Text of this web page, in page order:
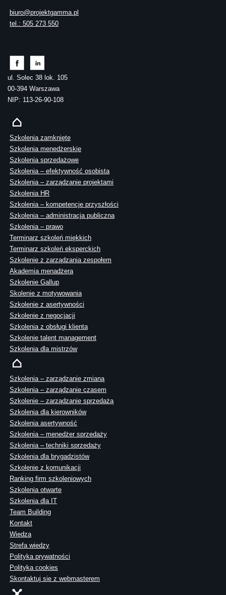
biuro@projektgamma.pl
tel.: 505 273 550
ul. Solec 38 lok. 105
00-394 Warszawa
NIP: 113-26-90-108
Szkolenia zamknięte
Szkolenia menedżerskie
Szkolenia sprzedażowe
Szkolenia – efektywność osobista
Szkolenia – zarządzanie projektami
Szkolenia HR
Szkolenia – kompetencje przyszłości
Szkolenia – administracja publiczna
Szkolenia – prawo
Terminarz szkoleń miękkich
Terminarz szkoleń eksperckich
Szkolenie z zarządzania zespołem
Akademia menadżera
Szkolenie Gallup
Skolenie z motywowania
Szkolenie z asertywności
Szkolenie z negocjacji
Szkolenia z obsługi klienta
Szkolenie talent management
Szkolenia dla mistrzów
Szkolenia – zarządzanie zmianą
Szkolenia – zarządzanie czasem
Szkolenie – zarządzanie sprzedażą
Szkolenia dla kierowników
Szkolenia asertywność
Szkolenia – menedżer sprzedaży
Szkolenia – techniki sprzedaży
Szkolenia dla brygadzistów
Szkolenie z komunikacji
Ranking firm szkoleniowych
Szkolenia otwarte
Szkolenia dla IT
Team Building
Kontakt
Wiedza
Strefa wiedzy
Polityka prywatności
Polityka cookies
Skontaktuj sie z webmasterem